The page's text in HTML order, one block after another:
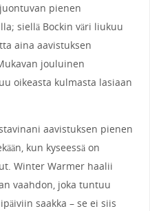
pienen
siellä Bockin väri liukuu
aina aavistuksen
jouluinen
oikeasta kulmasta lasiaan
aavistuksen pienen
kun kyseessä on
Winter Warmer haalii
vaahdon, joka tuntuu
saakka – se ei siis